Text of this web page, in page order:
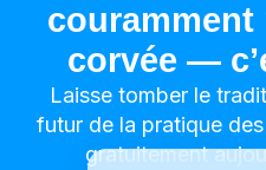
couramment
corvée —
Laisse tomber le
futur de la pratique
gratuitement